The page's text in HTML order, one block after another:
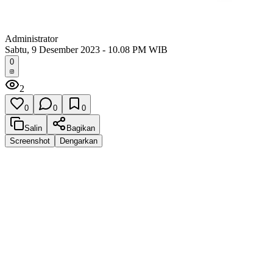
Administrator
Sabtu, 9 Desember 2023 - 10.08 PM WIB
0
2
0 0 0
Salin
Bagikan
Screenshot
Dengarkan